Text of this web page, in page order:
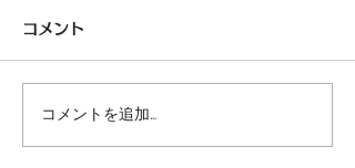
コメント
コメントを追加…